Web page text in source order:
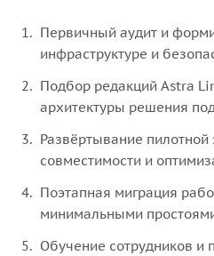
Первичный аудит и
инфраструктуре и
Подбор редакций Astra
архитектуры решения
Развёртывание пилотной
совместимости и
Поэтапная миграция
минимальными
Обучение сотрудников и